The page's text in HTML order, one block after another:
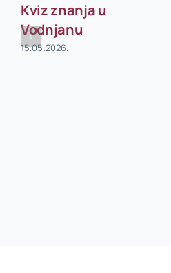
Kviz znanja u
Vodnjanu
15.05.2026.